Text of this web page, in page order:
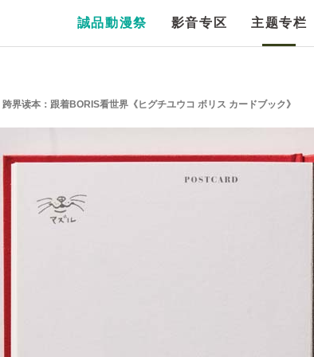
誠品動漫祭 影音专区 主题专栏
跨界读本：跟着BORIS看世界《ヒグチユウコ ボリス カードブック》